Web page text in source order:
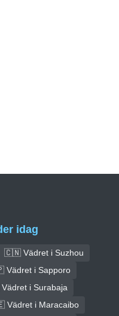
idag
🇨🇳 Vädret i Suzhou
i Sapporo
i Surabaja
i Maracaibo